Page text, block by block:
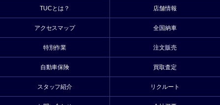
TUCとは？ 店舗情報
アクセスマップ 全国納車
特別作業 注文販売
自動車保険 買取査定
スタッフ紹介 リクルート